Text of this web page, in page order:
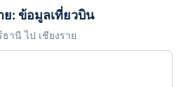
ย: ข้อมูลเที่ยวบิน
านี ไป เชียงราย